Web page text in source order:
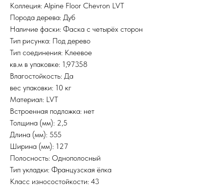
Коллеция: Alpine Floor Chevron LVT
Порода дерева: Дуб
Наличие фаски: Фаска с четырёх сторон
Тип рисунка: Под дерево
Тип соединения: Клеевое
кв.м в упаковке: 1,97358
Влагостойкость: Да
вес упаковки: 10 кг
Материал: LVT
Встроенная подложка: нет
Толщина (мм): 2,5
Длина (мм): 555
Ширина (мм): 127
Полосность: Однополосный
Тип укладки: Французская ёлка
Класс износостойкости: 43